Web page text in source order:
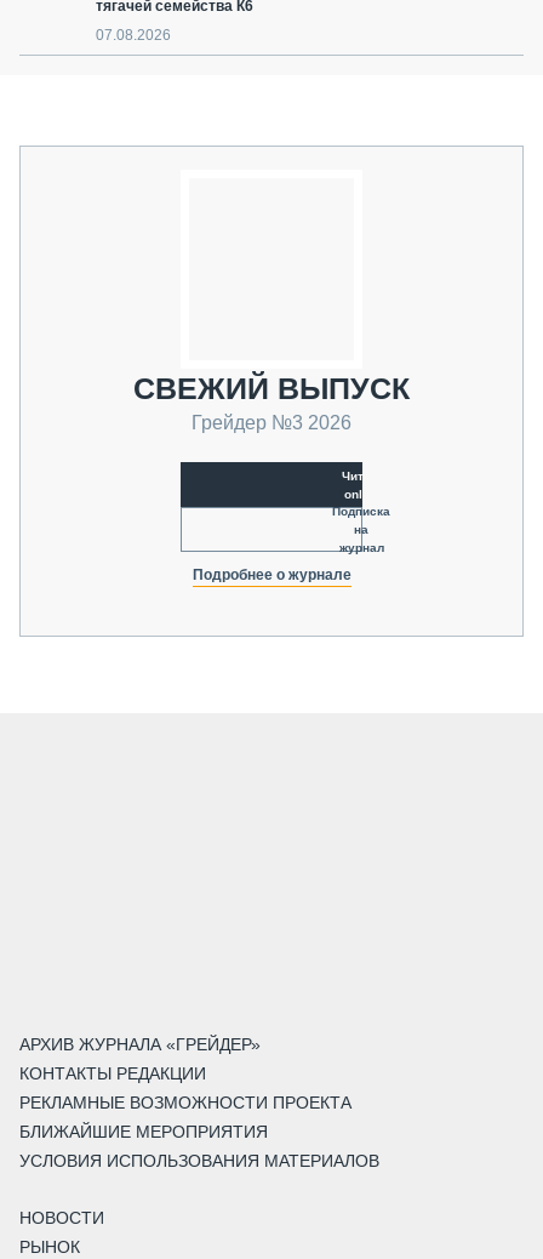
тягачей семейства К6
07.08.2026
СВЕЖИЙ ВЫПУСК
Грейдер №3 2026
Читать
online
Подписка
на
журнал
Подробнее о журнале
АРХИВ ЖУРНАЛА «ГРЕЙДЕР»
КОНТАКТЫ РЕДАКЦИИ
РЕКЛАМНЫЕ ВОЗМОЖНОСТИ ПРОЕКТА
БЛИЖАЙШИЕ МЕРОПРИЯТИЯ
УСЛОВИЯ ИСПОЛЬЗОВАНИЯ МАТЕРИАЛОВ
НОВОСТИ
РЫНОК